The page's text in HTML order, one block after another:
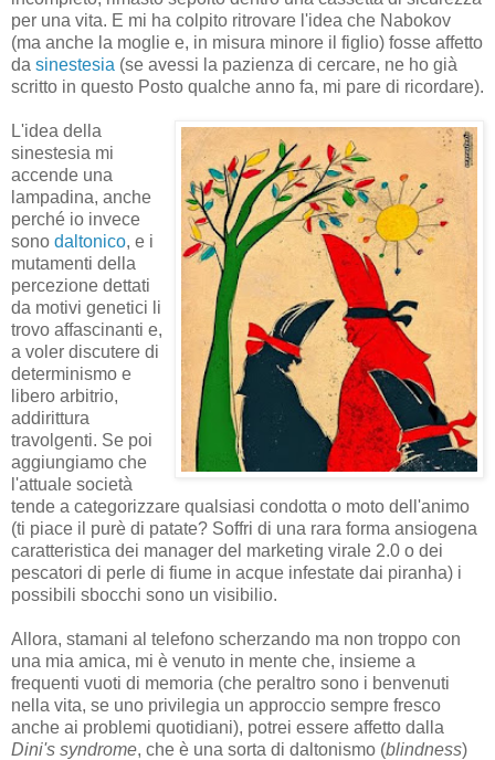
per una vita. E mi ha colpito ritrovare l'idea che Nabokov
(ma anche la moglie e, in misura minore il figlio) fosse affetto
da sinestesia (se avessi la pazienza di cercare, ne ho già
scritto in questo Posto qualche anno fa, mi pare di ricordare).
L'idea della
sinestesia mi
accende una
lampadina, anche
perché io invece
sono daltonico, e i
mutamenti della
percezione dettati
da motivi genetici li
trovo affascinanti e,
a voler discutere di
determinismo e
libero arbitrio,
addirittura
travolgenti. Se poi
aggiungiamo che
l'attuale società
tende a categorizzare qualsiasi condotta o moto dell'animo
(ti piace il purè di patate? Soffri di una rara forma ansiogena
caratteristica dei manager del marketing virale 2.0 o dei
pescatori di perle di fiume in acque infestate dai piranha) i
possibili sbocchi sono un visibilio.
Allora, stamani al telefono scherzando ma non troppo con
una mia amica, mi è venuto in mente che, insieme a
frequenti vuoti di memoria (che peraltro sono i benvenuti
nella vita, se uno privilegia un approccio sempre fresco
anche ai problemi quotidiani), potrei essere affetto dalla
Dini's syndrome, che è una sorta di daltonismo (blindness)